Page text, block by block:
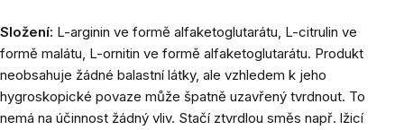
Složení: L-arginin ve formě alfaketoglutarátu, L-citrulin ve
formě malátu, L-ornitin ve formě alfaketoglutarátu. Produkt
neobsahuje žádné balastní látky, ale vzhledem k jeho
hygroskopické povaze může špatně uzavřený tvrdnout. To
nemá na účinnost žádný vliv. Stačí ztvrdlou směs např. lžicí